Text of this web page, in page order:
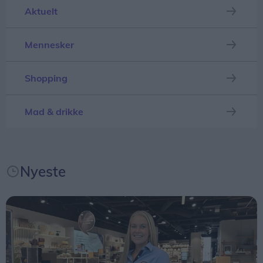
Kun de mest erfarne piloter
Interessen for at deltage i Blokhus Fly-In er stor,
men kun 20 piloter inviteres hvert år til at lande
på stranden.
Deltagerfeltet sammensættes med fokus på
Aktuelt
Mennesker
Shopping
Mad & drikke
Nyeste